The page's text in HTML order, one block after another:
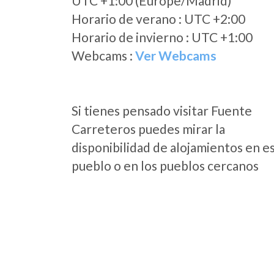
Horario de verano : UTC +2:00
Horario de invierno : UTC +1:00
Webcams : Ver Webcams
Si tienes pensado visitar Fuente
Carreteros puedes mirar la
disponibilidad de alojamientos en
pueblo o en los pueblos cercanos